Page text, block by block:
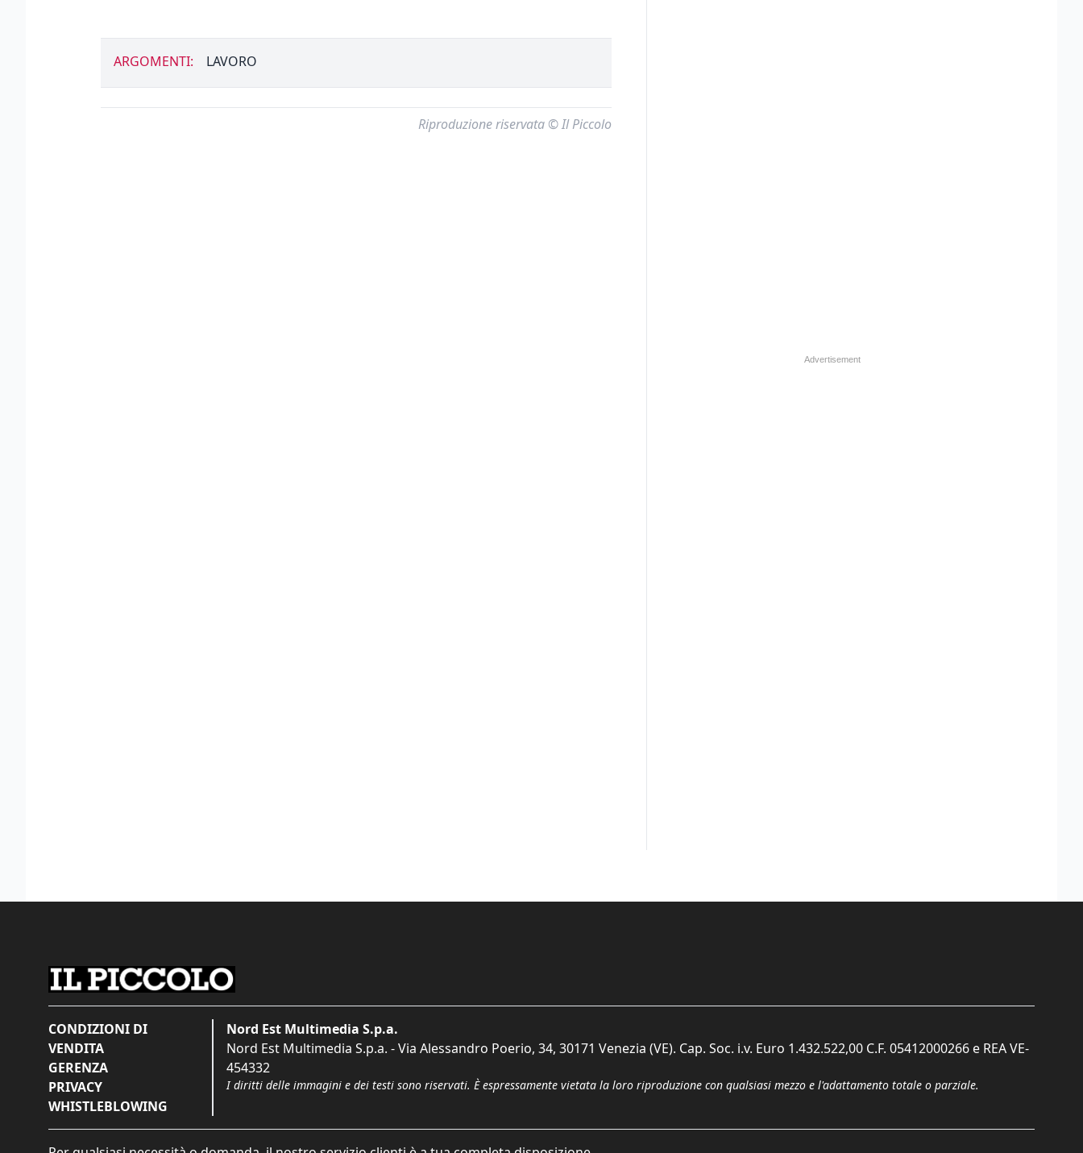
ARGOMENTI: LAVORO
Riproduzione riservata © Il Piccolo
CONDIZIONI DI
VENDITA
GERENZA
PRIVACY
WHISTLEBLOWING
Nord Est Multimedia S.p.a.
Nord Est Multimedia S.p.a. - Via Alessandro Poerio, 34, 30171 Venezia (VE). Cap. Soc. i.v. Euro 1.432.522,00 C.F. 05412000266 e REA VE-
454332
I diritti delle immagini e dei testi sono riservati. È espressamente vietata la loro riproduzione con qualsiasi mezzo e l'adattamento totale o parziale.